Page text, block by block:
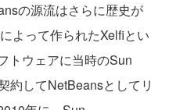
の源流はさらに歴史が
よって作られたXelfiとい
トウェアに当時のSun
約してNetBeansとしてリ